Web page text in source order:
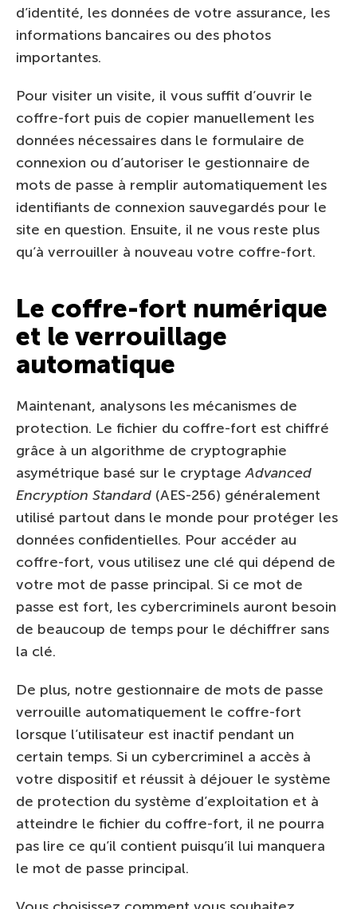
d’identité, les données de votre assurance, les
informations bancaires ou des photos
importantes.
Pour visiter un visite, il vous suffit d’ouvrir le
coffre-fort puis de copier manuellement les
données nécessaires dans le formulaire de
connexion ou d’autoriser le gestionnaire de
mots de passe à remplir automatiquement les
identifiants de connexion sauvegardés pour le
site en question. Ensuite, il ne vous reste plus
qu’à verrouiller à nouveau votre coffre-fort.
Le coffre-fort numérique
et le verrouillage
automatique
Maintenant, analysons les mécanismes de
protection. Le fichier du coffre-fort est chiffré
grâce à un algorithme de cryptographie
asymétrique basé sur le cryptageAdvanced
Encryption Standard (AES-256) généralement
utilisé partout dans le monde pour protéger les
données confidentielles. Pour accéder au
coffre-fort, vous utilisez une clé qui dépend de
votre mot de passe principal. Si ce mot de
passe est fort, les cybercriminels auront besoin
de beaucoup de temps pour le déchiffrer sans
la clé.
De plus, notre gestionnaire de mots de passe
verrouille automatiquement le coffre-fort
lorsque l’utilisateur est inactif pendant un
certain temps. Si un cybercriminel a accès à
votre dispositif et réussit à déjouer le système
de protection du système d’exploitation et à
atteindre le fichier du coffre-fort, il ne pourra
pas lire ce qu’il contient puisqu’il lui manquera
le mot de passe principal.